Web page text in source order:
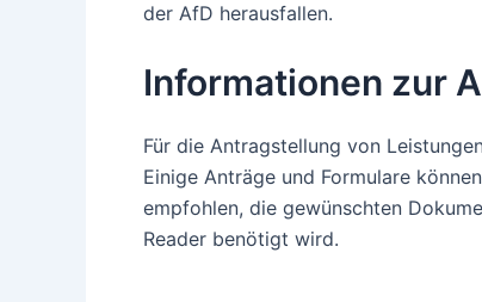
der AfD herausfallen.
Informationen zur
Für die Antragstellung von
Einige Anträge und Formulare
empfohlen, die gewünschten
Reader benötigt wird.